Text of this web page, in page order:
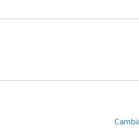
SIM que te gustaría usar